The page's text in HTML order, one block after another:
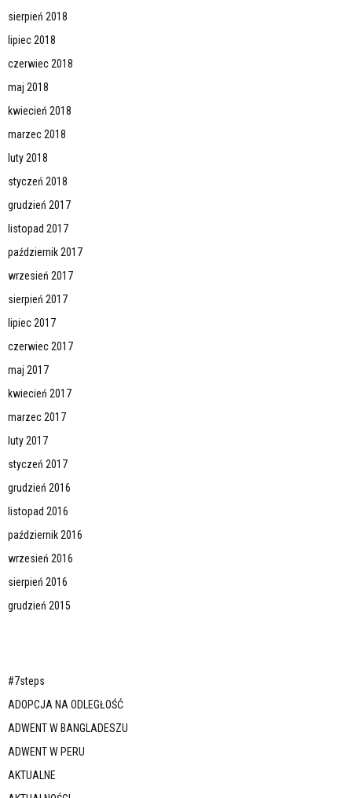
sierpień 2018
lipiec 2018
czerwiec 2018
maj 2018
kwiecień 2018
marzec 2018
luty 2018
styczeń 2018
grudzień 2017
listopad 2017
październik 2017
wrzesień 2017
sierpień 2017
lipiec 2017
czerwiec 2017
maj 2017
kwiecień 2017
marzec 2017
luty 2017
styczeń 2017
grudzień 2016
listopad 2016
październik 2016
wrzesień 2016
sierpień 2016
grudzień 2015
#7steps
ADOPCJA NA ODLEGŁOŚĆ
ADWENT W BANGLADESZU
ADWENT W PERU
AKTUALNE